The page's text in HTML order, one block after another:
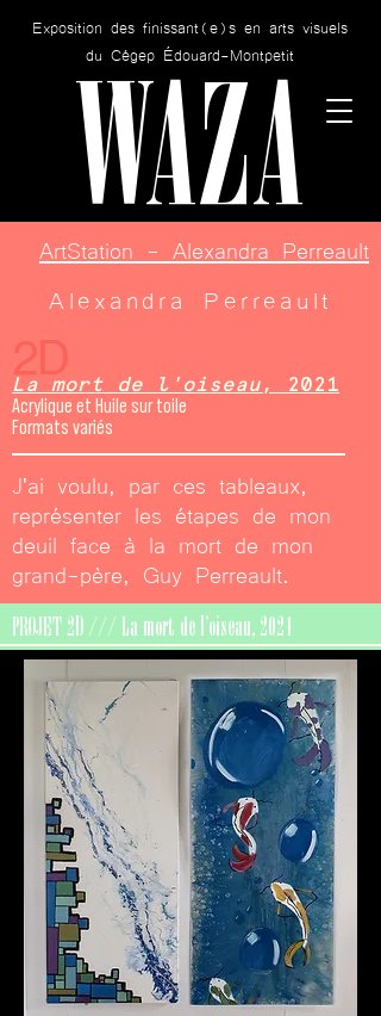
Exposition des finissant(e)s en arts visuels
du Cégep Édouard-Montpetit
WAZA
ArtStation - Alexandra Perreault
Alexandra Perreault
2D
La mort de l'oiseau , 2021
Acrylique et Huile sur toile
Formats variés
J'ai voulu, par ces tableaux,
représenter les étapes de mon
deuil face à la mort de mon
grand-père, Guy Perreault.
PROJET 2D /// La mort de l'oiseau, 2021